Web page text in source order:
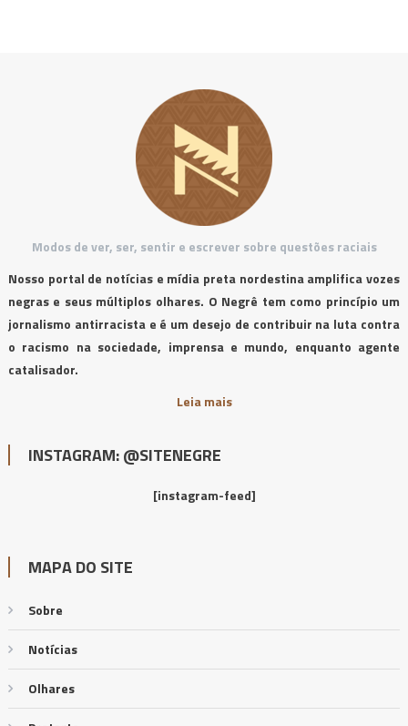
Modos de ver, ser, sentir e escrever sobre questões raciais
Nosso portal de notícias e mídia preta nordestina amplifica vozes
negras e seus múltiplos olhares. O Negrê tem como princípio um
jornalismo antirracista e é um desejo de contribuir na luta contra
o racismo na sociedade, imprensa e mundo, enquanto agente
catalisador.
Leia mais
INSTAGRAM: @SITENEGRE
[instagram-feed]
MAPA DO SITE
Sobre
Notícias
Olhares